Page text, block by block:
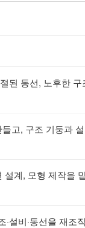
된 동선, 노후한
고, 구조 기둥과
계, 모형 제작을
설비·동선을 재조